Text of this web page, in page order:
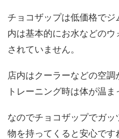
チョコザップは低価格で
内は基本的にお水などの
されていません。
店内はクーラーなどの空
トレーニング時は体が温ま
なのでチョコザップでガ
物を持ってくると安心です